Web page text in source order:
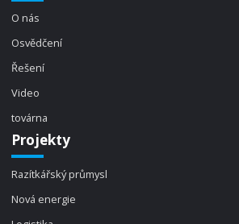
O nás
Osvědčení
Řešení
Video
továrna
Projekty
Razítkářský průmysl
Nová energie